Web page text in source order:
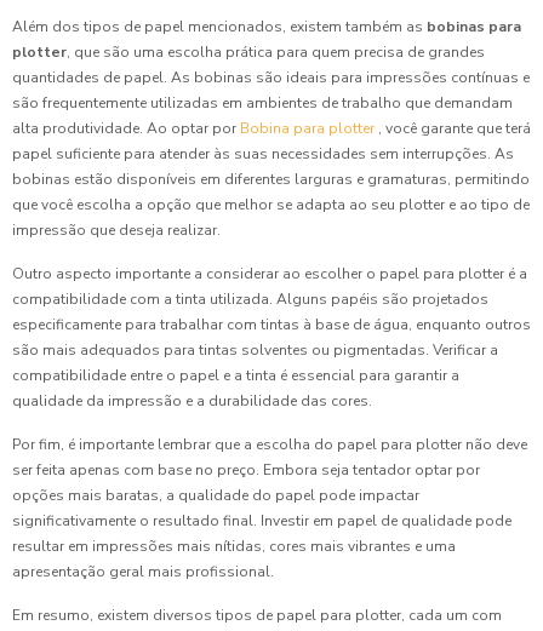
Além dos tipos de papel mencionados, existem também as bobinas para
plotter, que são uma escolha prática para quem precisa de grandes
quantidades de papel. As bobinas são ideais para impressões contínuas e
são frequentemente utilizadas em ambientes de trabalho que demandam
alta produtividade. Ao optar por Bobina para plotter , você garante que terá
papel suficiente para atender às suas necessidades sem interrupções. As
bobinas estão disponíveis em diferentes larguras e gramaturas, permitindo
que você escolha a opção que melhor se adapta ao seu plotter e ao tipo de
impressão que deseja realizar.
Outro aspecto importante a considerar ao escolher o papel para plotter é a
compatibilidade com a tinta utilizada. Alguns papéis são projetados
especificamente para trabalhar com tintas à base de água, enquanto outros
são mais adequados para tintas solventes ou pigmentadas. Verificar a
compatibilidade entre o papel e a tinta é essencial para garantir a
qualidade da impressão e a durabilidade das cores.
Por fim, é importante lembrar que a escolha do papel para plotter não deve
ser feita apenas com base no preço. Embora seja tentador optar por
opções mais baratas, a qualidade do papel pode impactar
significativamente o resultado final. Investir em papel de qualidade pode
resultar em impressões mais nítidas, cores mais vibrantes e uma
apresentação geral mais profissional.
Em resumo, existem diversos tipos de papel para plotter, cada um com